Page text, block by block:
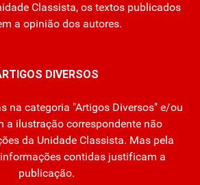
Classista, os textos publicados
a opinião dos autores.
DIVERSOS
na categoria "Artigos Diversos" e/ou
a ilustração correspondente não
da Unidade Classista. Mas pela
contidas justificam a
publicação.